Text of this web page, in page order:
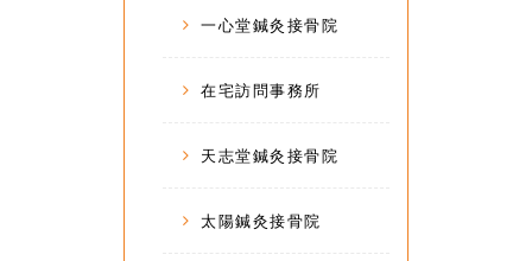
一心堂鍼灸接骨院
在宅訪問事務所
天志堂鍼灸接骨院
太陽鍼灸接骨院